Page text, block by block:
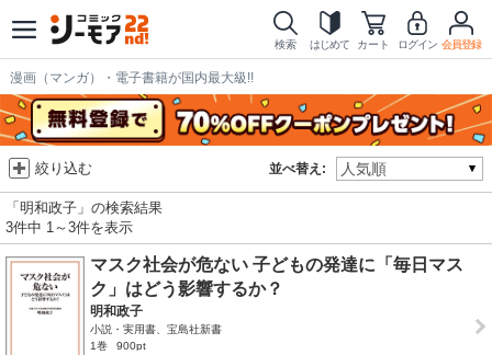
検索 はじめて カート ログイン 会員登録
漫画（マンガ）・電子書籍が国内最大級!!
並べ替え:
絞り込む
「明和政子」の検索結果
3件中 1～3件を表示
マスク社会が危ない 子どもの発達に「毎日マス
ク」はどう影響するか？
明和政子
小説・実用書、宝島社新書
1巻
900pt